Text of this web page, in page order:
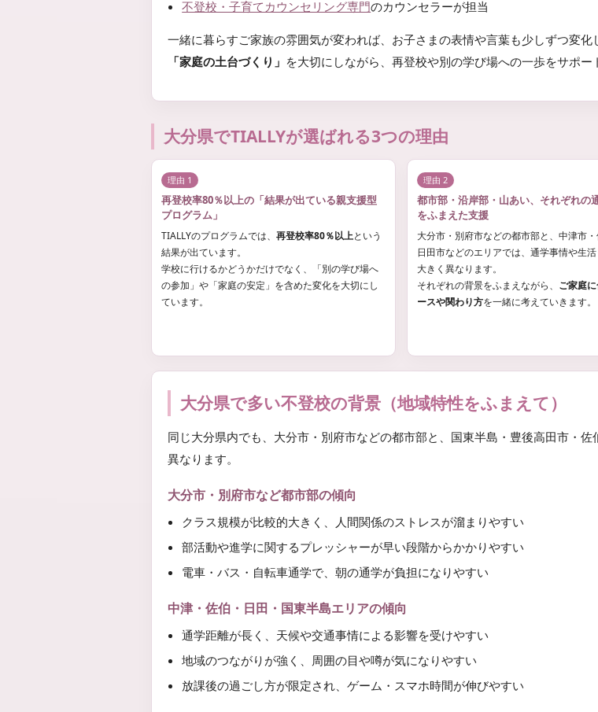
不登校・子育てカウンセリング専門のカウンセラーが担当
一緒に暮らすご家族の雰囲気が変われば、お子さまの表情や言葉も少しずつ変化
「家庭の土台づくり」 を大切にしながら、再登校や別の学び場への一歩をサポー
大分県でTIALLYが選ばれる3つの理由
理由 1
再登校率80％以上の「結果が出ている親支援型
プログラム」
TIALLYのプログラムでは、 再登校率80％以上という
結果が出ています。
学校に行けるかどうかだけでなく、「別の学び場へ
の参加」や「家庭の安定」を含めた変化を大切にし
ています。
理由 2
都市部・沿岸部・山あい、それぞれの
をふまえた支援
大分市・別府市などの都市部と、中津市・
日田市などのエリアでは、通学事情や生
大きく異なります。
それぞれの背景をふまえながら、 ご家庭
ースや関わり方を一緒に考えていきます。
大分県で多い不登校の背景（地域特性をふまえて）
同じ大分県内でも、大分市・別府市などの都市部と、国東半島・豊後高田市・
異なります。
大分市・別府市など都市部の傾向
クラス規模が比較的大きく、人間関係のストレスが溜まりやすい
部活動や進学に関するプレッシャーが早い段階からかかりやすい
電車・バス・自転車通学で、朝の通学が負担になりやすい
中津・佐伯・日田・国東半島エリアの傾向
通学距離が長く、天候や交通事情による影響を受けやすい
地域のつながりが強く、周囲の目や噂が気になりやすい
放課後の過ごし方が限定され、ゲーム・スマホ時間が伸びやすい